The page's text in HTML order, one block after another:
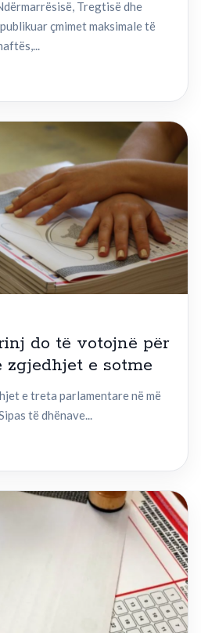
Tregtisë dhe
çmimet maksimale të
do të votojnë për
zgjedhjet e sotme
e treta parlamentare në më
të dhënave...